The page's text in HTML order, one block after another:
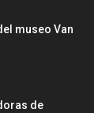
museo Van
de